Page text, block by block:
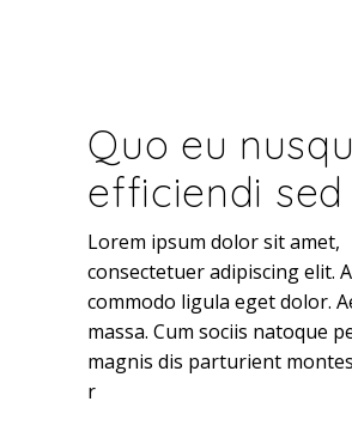
Quo eu
efficiendi sed
Lorem ipsum dolor sit amet,
consectetuer adipiscing elit.
commodo ligula eget dolor.
massa. Cum sociis natoque
magnis dis parturient
r